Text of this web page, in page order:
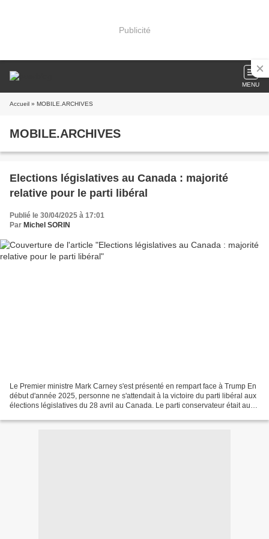
Publicité
MENU
Accueil » MOBILE.ARCHIVES
MOBILE.ARCHIVES
Elections législatives au Canada : majorité
relative pour le parti libéral
Publié le 30/04/2025 à 17:01
Par Michel SORIN
Le Premier ministre Mark Carney s'est présenté en rempart face à Trump En
début d'année 2025, personne ne s'attendait à la victoire du parti libéral aux
élections législatives du 28 avril au Canada. Le parti conservateur était au